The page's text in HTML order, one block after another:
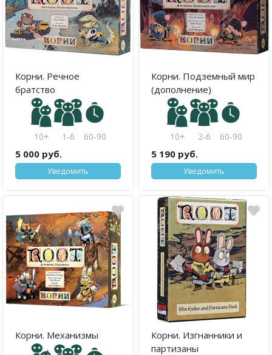
Корни. Речное
братство
10+ 1-6 60-90
5 000 руб.
Уведомить
Корни. Подземный мир
(дополнение)
10+ 2-6 60-90
5 190 руб.
Уведомить
Корни. Механизмы
Корни. Изгнанники и
партизаны